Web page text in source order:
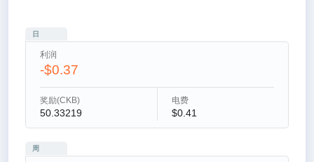
日
利润
-$0.37
奖励(CKB)
50.33219
电费
$0.41
周